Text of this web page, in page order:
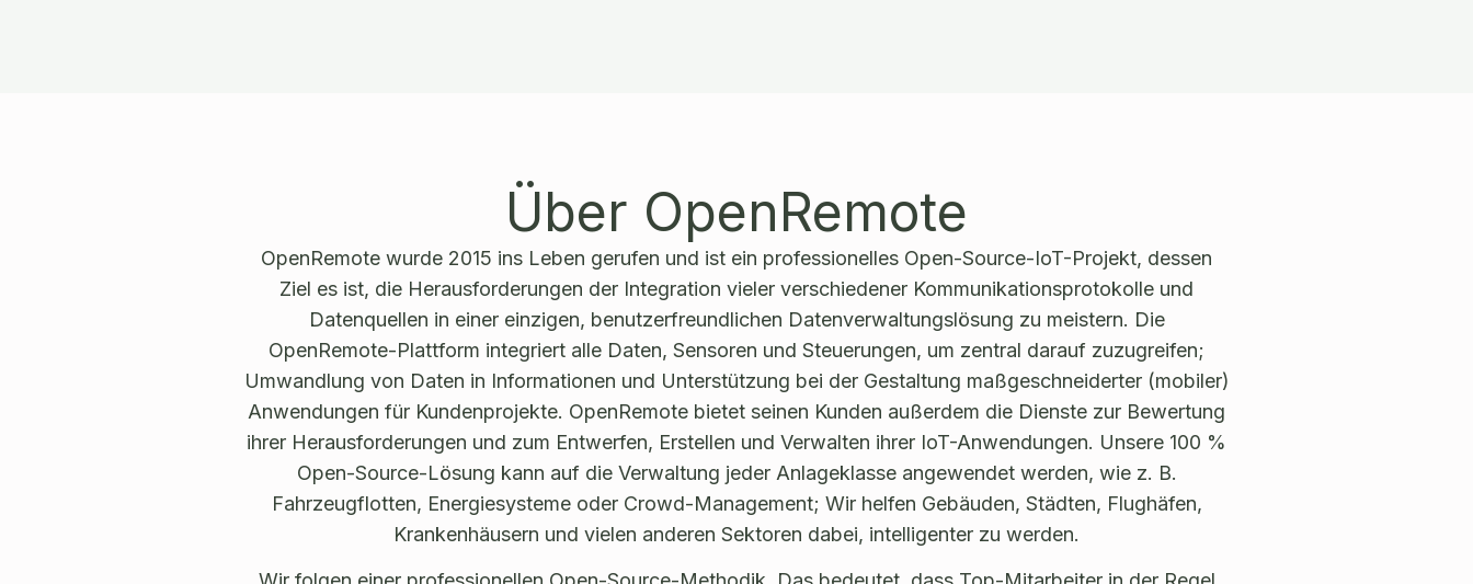
Über OpenRemote
OpenRemote wurde 2015 ins Leben gerufen und ist ein professionelles Open-Source-IoT-Projekt, dessen
Ziel es ist, die Herausforderungen der Integration vieler verschiedener Kommunikationsprotokolle und
Datenquellen in einer einzigen, benutzerfreundlichen Datenverwaltungslösung zu meistern. Die
OpenRemote-Plattform integriert alle Daten, Sensoren und Steuerungen, um zentral darauf zuzugreifen;
Umwandlung von Daten in Informationen und Unterstützung bei der Gestaltung maßgeschneiderter (mobiler)
Anwendungen für Kundenprojekte. OpenRemote bietet seinen Kunden außerdem die Dienste zur Bewertung
ihrer Herausforderungen und zum Entwerfen, Erstellen und Verwalten ihrer IoT-Anwendungen. Unsere 100 %
Open-Source-Lösung kann auf die Verwaltung jeder Anlageklasse angewendet werden, wie z. B.
Fahrzeugflotten, Energiesysteme oder Crowd-Management; Wir helfen Gebäuden, Städten, Flughäfen,
Krankenhäusern und vielen anderen Sektoren dabei, intelligenter zu werden.